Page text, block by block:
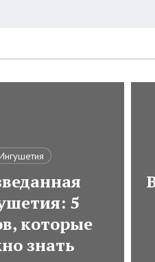
5
которые
знать